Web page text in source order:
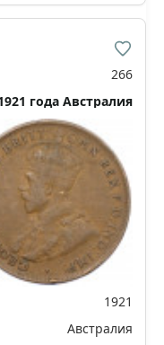
266
года Австралия
1921
Австралия